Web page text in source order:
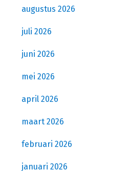
augustus 2026
juli 2026
juni 2026
mei 2026
april 2026
maart 2026
februari 2026
januari 2026